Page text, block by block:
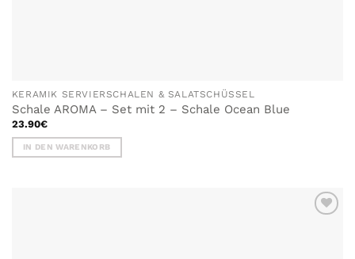
KERAMIK SERVIERSCHALEN & SALATSCHÜSSEL
Schale AROMA – Set mit 2 – Schale Ocean Blue
23.90€
IN DEN WARENKORB